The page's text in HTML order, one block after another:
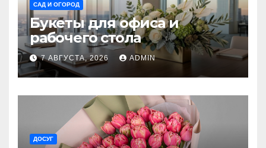
САД И ОГОРОД
Букеты для офиса и
рабочего стола
7 АВГУСТА, 2026 ADMIN
ДОСУГ